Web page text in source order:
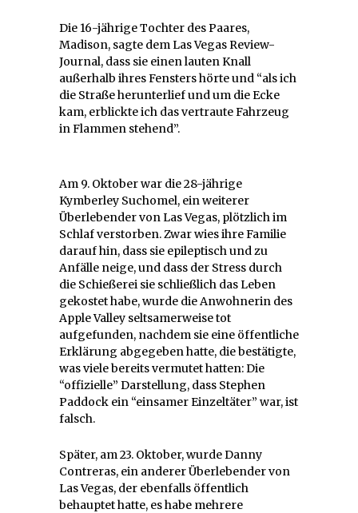
Die 16-jährige Tochter des Paares,
Madison, sagte dem Las Vegas Review-
Journal, dass sie einen lauten Knall
außerhalb ihres Fensters hörte und “als ich
die Straße herunterlief und um die Ecke
kam, erblickte ich das vertraute Fahrzeug
in Flammen stehend”.
Am 9. Oktober war die 28-jährige
Kymberley Suchomel, ein weiterer
Überlebender von Las Vegas, plötzlich im
Schlaf verstorben. Zwar wies ihre Familie
darauf hin, dass sie epileptisch und zu
Anfälle neige, und dass der Stress durch
die Schießerei sie schließlich das Leben
gekostet habe, wurde die Anwohnerin des
Apple Valley seltsamerweise tot
aufgefunden, nachdem sie eine öffentliche
Erklärung abgegeben hatte, die bestätigte,
was viele bereits vermutet hatten: Die
“offizielle” Darstellung, dass Stephen
Paddock ein “einsamer Einzeltäter” war, ist
falsch.
Später, am 23. Oktober, wurde Danny
Contreras, ein anderer Überlebender von
Las Vegas, der ebenfalls öffentlich
behauptet hatte, es habe mehrere